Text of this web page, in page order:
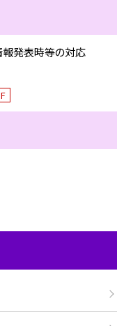
発表時等の対応